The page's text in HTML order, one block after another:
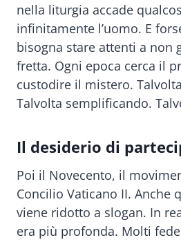
nella liturgia accade
infinitamente l’uomo. E
bisogna stare attenti a non
fretta. Ogni epoca cerca il
custodire il mistero.
Talvolta semplificando.
Il desiderio di
Poi il Novecento, il
Concilio Vaticano II. Anche
viene ridotto a slogan. In
era più profonda. Molti